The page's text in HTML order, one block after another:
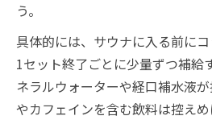
う。
具体的には、サウナに入る前にコ
1セット終了ごとに少量ずつ補給
ネラルウォーターや経口補水液
やカフェインを含む飲料は控え